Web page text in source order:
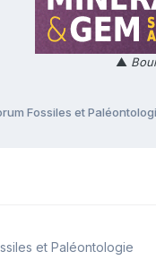
▲
Fossiles et
et Paléontologie